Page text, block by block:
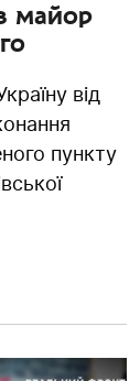
майор
від
пункту